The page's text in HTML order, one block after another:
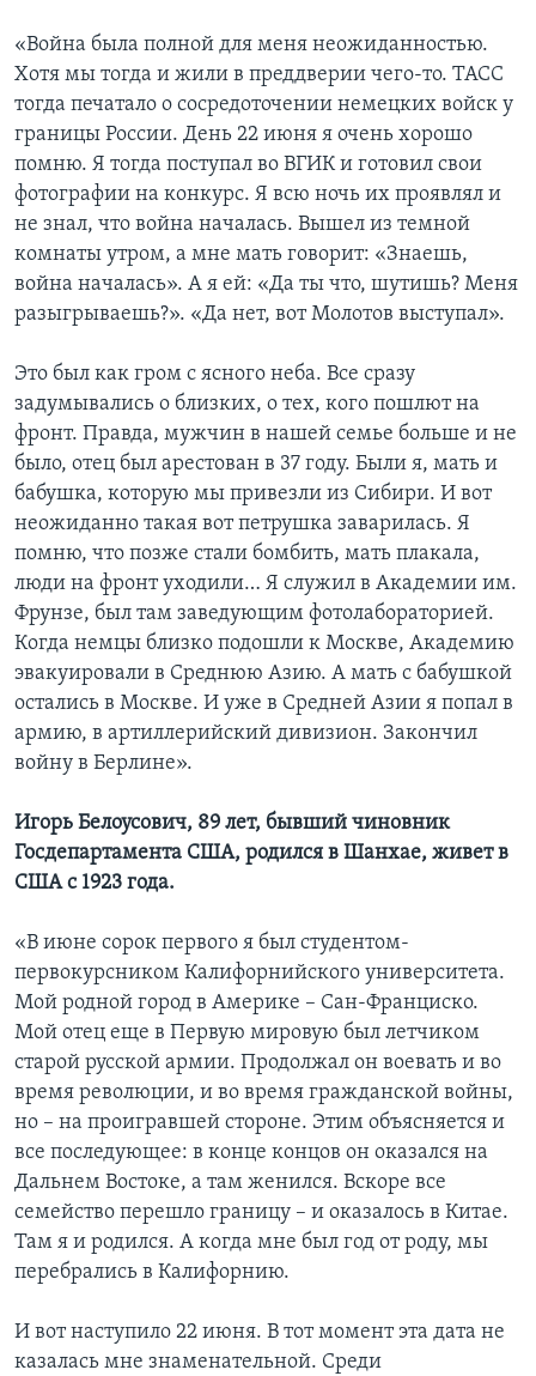
«Война была полной для меня неожиданностью.
Хотя мы тогда и жили в преддверии чего-то. ТАСС
тогда печатало о сосредоточении немецких войск у
границы России. День 22 июня я очень хорошо
помню. Я тогда поступал во ВГИК и готовил свои
фотографии на конкурс. Я всю ночь их проявлял и
не знал, что война началась. Вышел из темной
комнаты утром, а мне мать говорит: «Знаешь,
война началась». А я ей: «Да ты что, шутишь? Меня
разыгрываешь?». «Да нет, вот Молотов выступал».
Это был как гром с ясного неба. Все сразу
задумывались о близких, о тех, кого пошлют на
фронт. Правда, мужчин в нашей семье больше и не
было, отец был арестован в 37 году. Были я, мать и
бабушка, которую мы привезли из Сибири. И вот
неожиданно такая вот петрушка заварилась. Я
помню, что позже стали бомбить, мать плакала,
люди на фронт уходили… Я служил в Академии им.
Фрунзе, был там заведующим фотолабораторией.
Когда немцы близко подошли к Москве, Академию
эвакуировали в Среднюю Азию. А мать с бабушкой
остались в Москве. И уже в Средней Азии я попал в
армию, в артиллерийский дивизион. Закончил
войну в Берлине».
Игорь Белоусович, 89 лет, бывший чиновник
Госдепартамента США, родился в Шанхае, живет в
США с 1923 года.
«В июне сорок первого я был студентом-
первокурсником Калифорнийского университета.
Мой родной город в Америке – Сан-Франциско.
Мой отец еще в Первую мировую был летчиком
старой русской армии. Продолжал он воевать и во
время революции, и во время гражданской войны,
но – на проигравшей стороне. Этим объясняется и
все последующее: в конце концов он оказался на
Дальнем Востоке, а там женился. Вскоре все
семейство перешло границу – и оказалось в Китае.
Там я и родился. А когда мне был год от роду, мы
перебрались в Калифорнию.
И вот наступило 22 июня. В тот момент эта дата не
казалась мне знаменательной. Среди